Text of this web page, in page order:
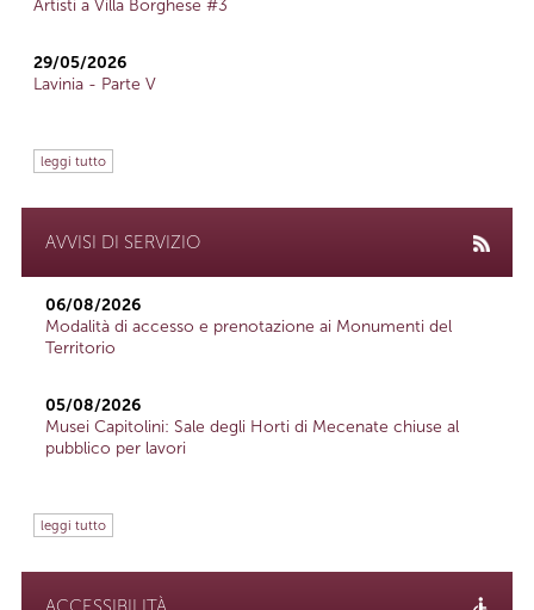
Artisti a Villa Borghese #3
29/05/2026
Lavinia - Parte V
leggi tutto
AVVISI DI SERVIZIO
06/08/2026
Modalità di accesso e prenotazione ai Monumenti del
Territorio
05/08/2026
Musei Capitolini: Sale degli Horti di Mecenate chiuse al
pubblico per lavori
leggi tutto